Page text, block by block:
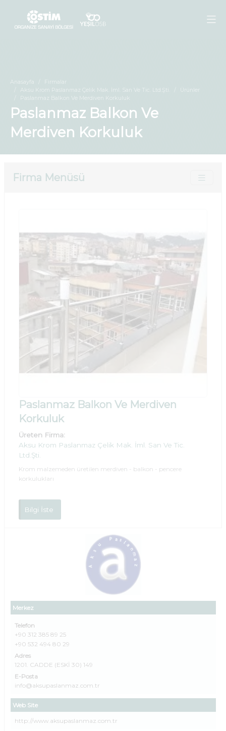
Anasayfa
Firmalar
Aksu Krom Paslanmaz Çelik Mak. İml. San Ve Tic. Ltd.Şti.
Ürünler
Paslanmaz Balkon Ve Merdiven Korkuluk
Paslanmaz Balkon Ve
Merdiven Korkuluk
Firma Menüsü
Merkez
Telefon
+90 312 385 89 25
+90 532 494 80 29
Adres
1201. CADDE (ESKİ 30) 149
E-Posta
info@aksupaslanmaz.com.tr
Web Site
http://www.aksupaslanmaz.com.tr
Paslanmaz Balkon Ve Merdiven
Korkuluk
Üreten Firma:
Aksu Krom Paslanmaz Çelik Mak. İml. San Ve Tic.
Ltd.Şti.
Krom malzemeden üretilen merdiven - balkon - pencere
korkulukları
Bilgi İste